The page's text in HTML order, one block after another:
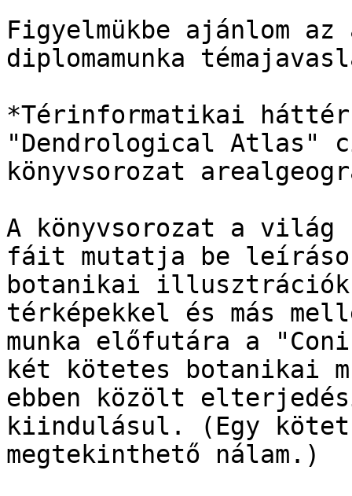
Figyelmükbe ajánlom
diplomamunka
*Térinformatikai
"Dendrological Atlas"
könyvsorozat
A könyvsorozat a
fáit mutatja be
botanikai
térképekkel és más
munka előfutára a
két kötetes botanikai
ebben közölt
kiindulásul. (Egy kötet
megtekinthető nálam.)